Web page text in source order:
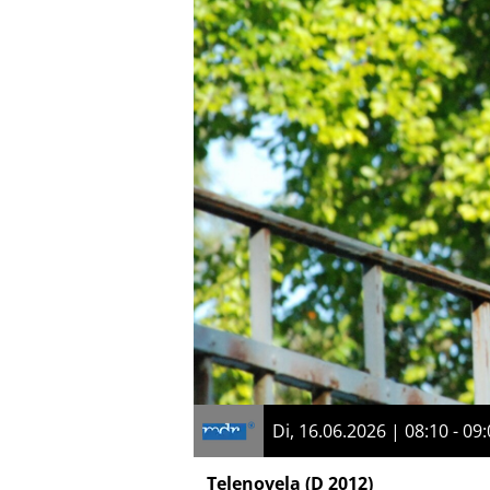
Di, 16.06.2026 | 08:10 -
Telenovela (D 2012)